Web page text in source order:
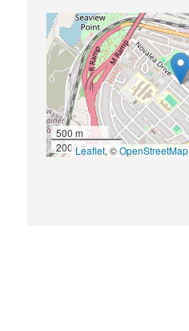
500 m
2000 ftLeaflet, ©OpenStreetMap